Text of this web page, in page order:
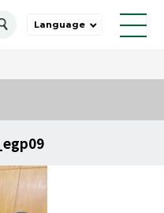
Language